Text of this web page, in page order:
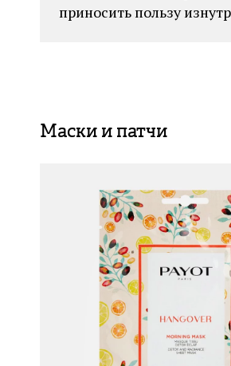
приносить пользу
Маски и патчи